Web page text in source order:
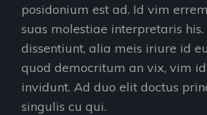
posidonium est ad. Id vim
suas molestiae interpretaris
dissentiunt, alia meis iriure id
quod democritum an vix, vim
invidunt. Ad duo elit doctus
singulis cu qui.